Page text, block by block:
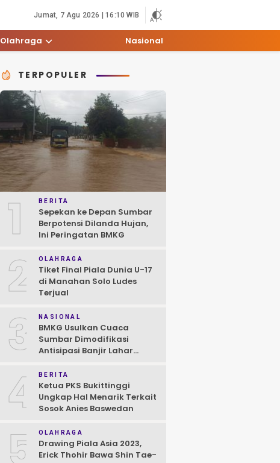
Jumat, 7 Agu 2026 | 16:10 WIB
Olahraga Nasional
TERPOPULER
1 BERITA
Sepekan ke Depan Sumbar
Berpotensi Dilanda Hujan,
Ini Peringatan BMKG
2 OLAHRAGA
Tiket Final Piala Dunia U-17
di Manahan Solo Ludes
Terjual
3 NASIONAL
BMKG Usulkan Cuaca
Sumbar Dimodifikasi
Antisipasi Banjir Lahar
4 BERITA
Ketua PKS Bukittinggi
Ungkap Hal Menarik Terkait
Sosok Anies Baswedan
5 OLAHRAGA
Drawing Piala Asia 2023,
Erick Thohir Bawa Shin Tae-